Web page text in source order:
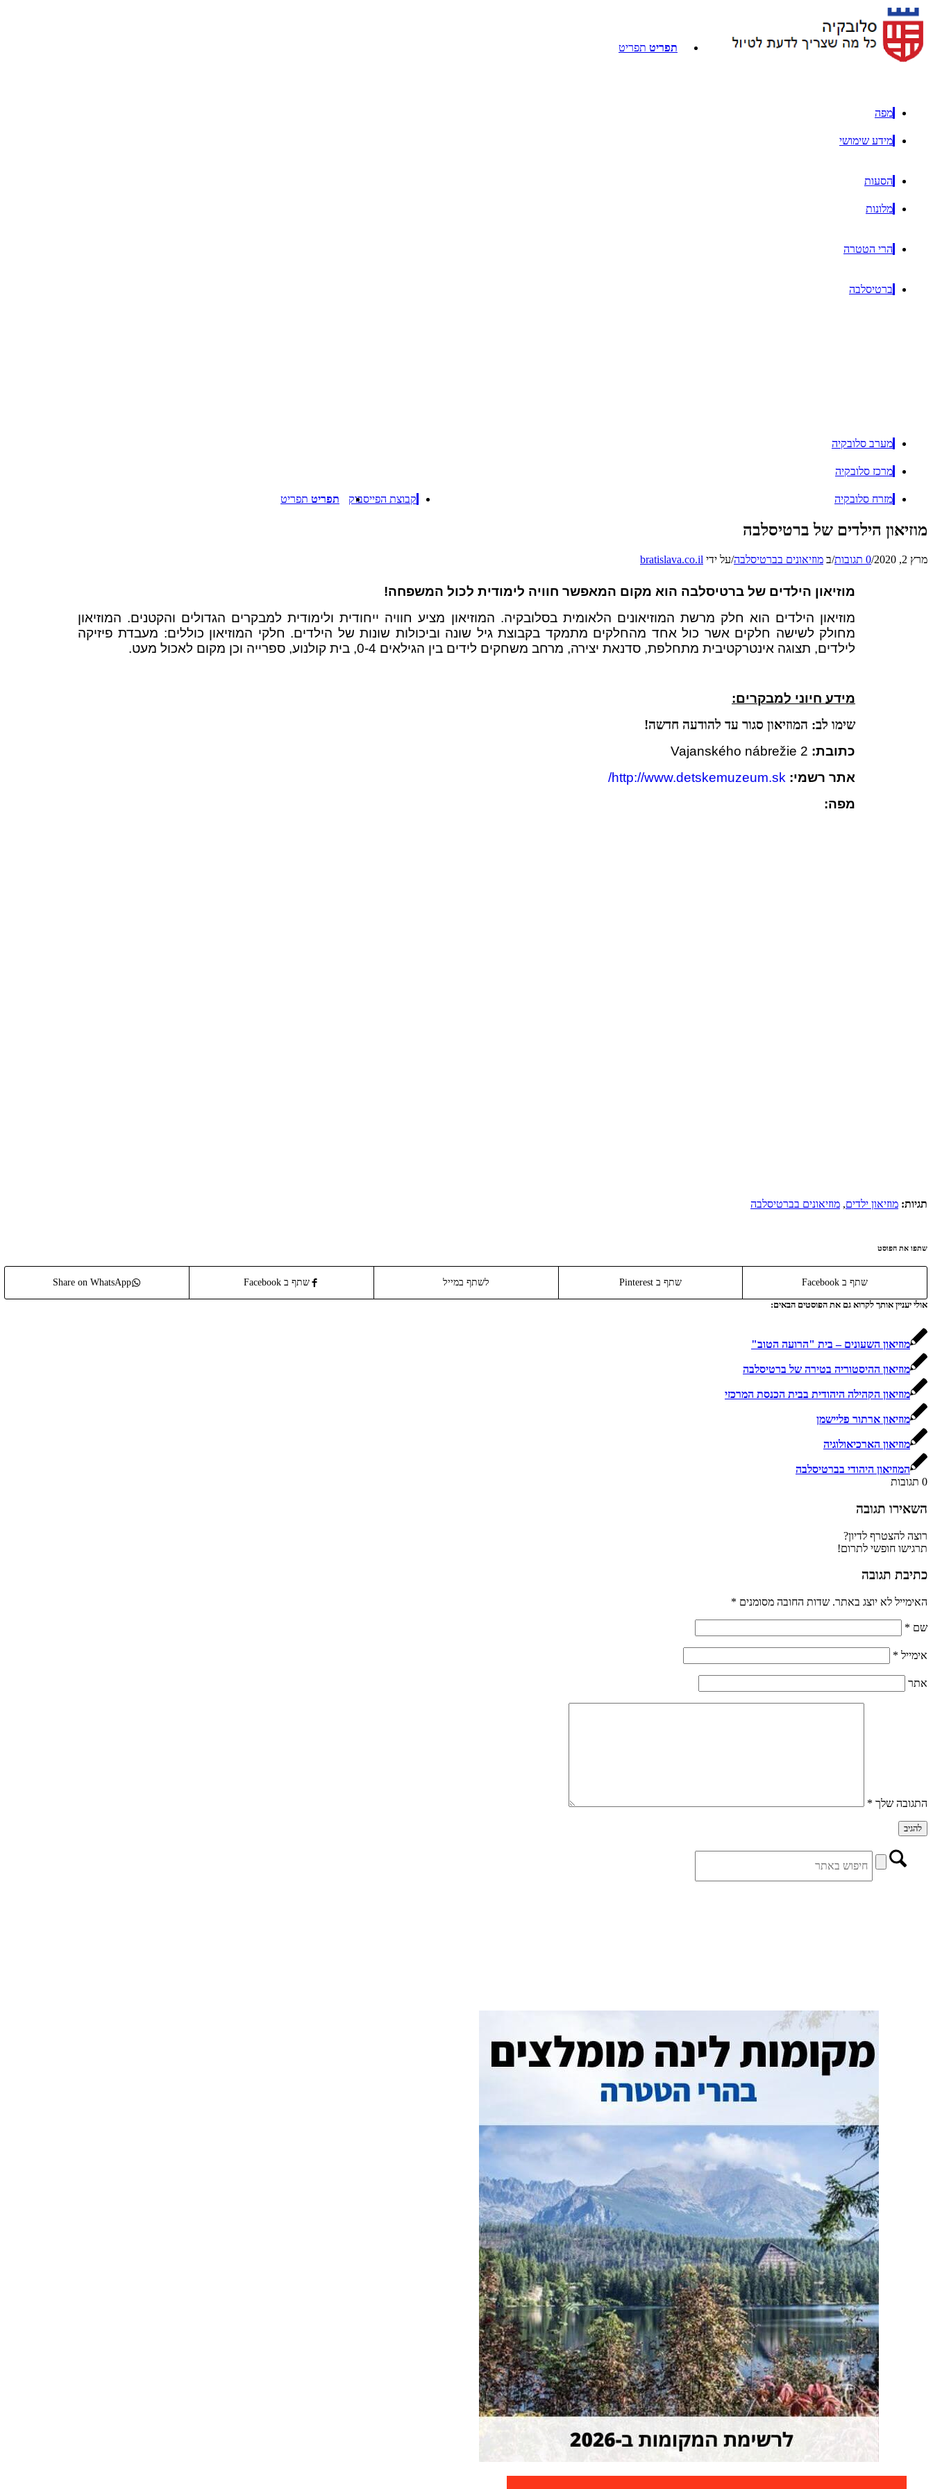
תפריט תפריט
מפה
מידע שימושי
הסעות
מלונות
הרי הטטרה
ברטיסלבה
מערב סלובקיה
מרכז סלובקיה
מזרח סלובקיה קבוצת הפייסבוק תפריט תפריט
מוזיאון הילדים של ברטיסלבה
מרץ 2, 2020 /0 תגובות /ב מוזיאונים בברטיסלבה/על ידי bratislava.co.il
מוזיאון הילדים של ברטיסלבה הוא מקום המאפשר חוויה לימודית לכול המשפחה!
מוזיאון הילדים הוא חלק מרשת המוזיאונים הלאומית בסלובקיה. המוזיאון מציע חוויה ייחודית ולימודית למבקרים הגדולים והקטנים. המוזיאון
מחולק לשישה חלקים אשר כול אחד מהחלקים מתמקד בקבוצת גיל שונה וביכולות שונות של הילדים. חלקי המוזיאון כוללים: מעבדת פיזיקה
לילדים, תצוגה אינטרקטיבית מתחלפת, סדנאת יצירה, מרחב משחקים לידים בין הגילאים 0-4, בית קולנוע, ספרייה וכן מקום לאכול מעט.
מידע חיוני למבקרים:
שימו לב: המוזיאון סגור עד להודעה חדשה!
כתובת:
אתר רשמי: http://www.detskemuzeum.sk/
מפה:
תגיות: מוזיאון ילדים, מוזיאונים בברטיסלבה
שתפו את הפוסט
שתף ב Facebook שתף ב Pinterest לשתף במייל שתף ב Facebook Share on WhatsApp
אולי יעניין אותך לקרוא גם את הפוסטים הבאים:
מוזיאון השעונים – בית "הרועה הטוב"
מוזיאון ההיסטוריה בטירה של ברטיסלבה
מוזיאון הקהילה היהודית בבית הכנסת המרכזי
מוזיאון ארתור פליישמן
מוזיאון הארכיאולוגיה
המוזיאון היהודי בברטיסלבה
0 תגובות
השאירו תגובה
רוצה להצטרף לדיון?
תרגישו חופשי לתרום!
כתיבת תגובה
האימייל לא יוצג באתר. שדות החובה מסומנים *
שם *
אימייל *
אתר
התגובה שלך *